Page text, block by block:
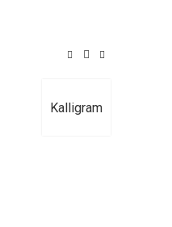
Kalligram